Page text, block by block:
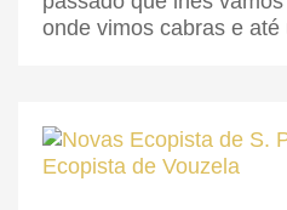
onde vimos cabras e